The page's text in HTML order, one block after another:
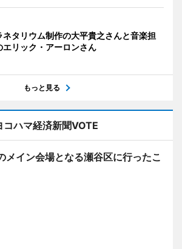
ネタリウム制作の大平貴之さんと音楽担
エリック・アーロンさん
もっと見る
コハマ経済新聞VOTE
メイン会場となる瀬谷区に行ったこ